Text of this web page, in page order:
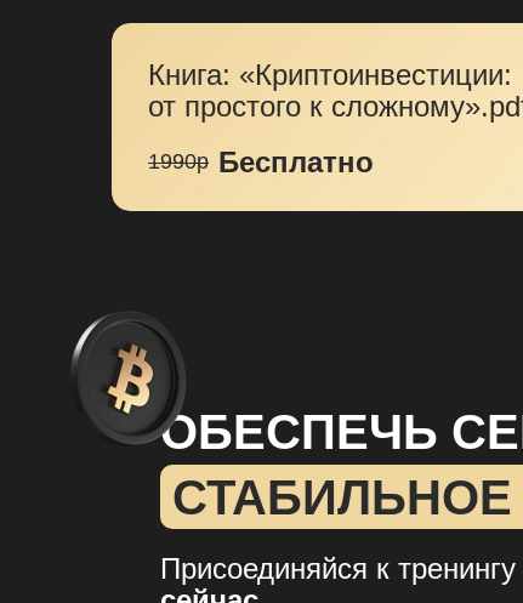
Книга: «‎Криптоинвестиции:
от простого к
Бесплатно
1990р
ОБЕСПЕЧЬ
Присоединяйся к тренингу